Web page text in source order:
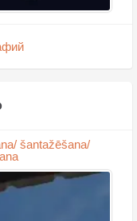
šantažēšana/